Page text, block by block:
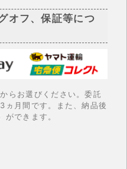
オフ、保証等につ
らお選びください。委託
ヵ月間です。また、納品後
できます。